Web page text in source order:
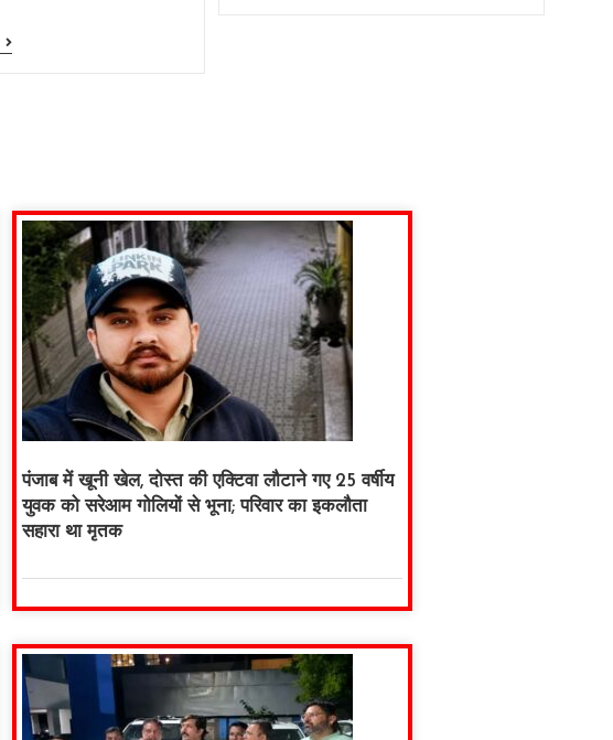
पंजाब में खूनी खेल, दोस्त की एक्टिवा लौटाने गए 25 वर्षीय
युवक को सरेआम गोलियों से भूना; परिवार का इकलौता
सहारा था मृतक